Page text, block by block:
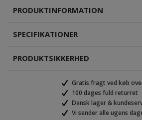
PRODUKTINFORMATION
SPECIFIKATIONER
PRODUKTSIKKERHED
Gratis fragt ved køb
100 dages fuld returret
Dansk lager &
Vi sender alle ugens